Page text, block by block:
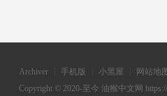
Archiver 手机版 小黑屋 网站地图
Copyright © 2020-至今 油猴中文网